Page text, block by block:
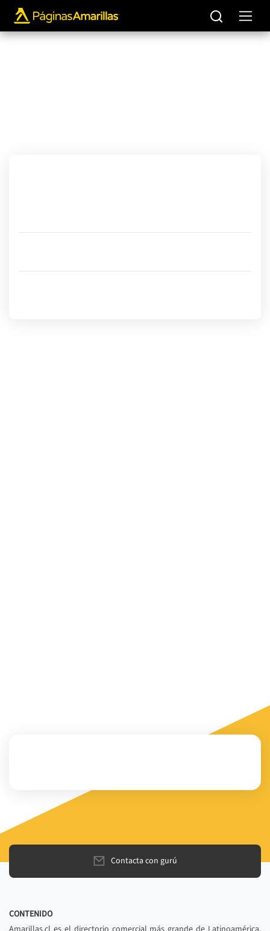
Contacta con gurú
CONTENIDO